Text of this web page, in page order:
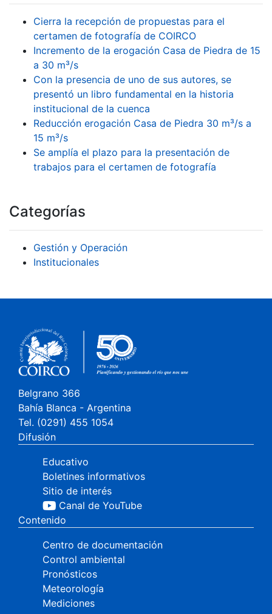
Cierra la recepción de propuestas para el
certamen de fotografía de COIRCO
Incremento de la erogación Casa de Piedra de 15
a 30 m³/s
Con la presencia de uno de sus autores, se
presentó un libro fundamental en la historia
institucional de la cuenca
Reducción erogación Casa de Piedra 30 m³/s a
15 m³/s
Se amplía el plazo para la presentación de
trabajos para el certamen de fotografía
Categorías
Gestión y Operación
Institucionales
Belgrano 366
Bahía Blanca - Argentina
Tel. (0291) 455 1054
Difusión
Educativo
Boletines informativos
Sitio de interés
Canal de YouTube
Contenido
Centro de documentación
Control ambiental
Pronósticos
Meteorología
Mediciones